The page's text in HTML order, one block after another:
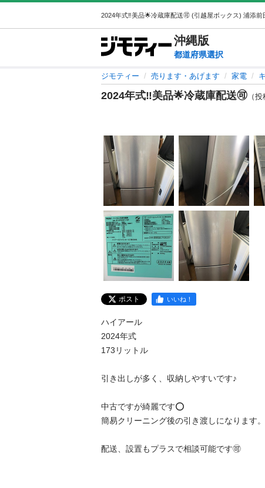
沖縄版
都道府県選択
ジモティー 売ります・あげます 家電
2024年式‼️美品🌟冷蔵庫配送🉑 （
ポスト いいね！
ハイアール
2024年式
173リットル
引き出しが多く、収納しやすいです♪
中古ですが綺麗です⭕️
簡易クリーニング後の引き渡しになります。
配送、設置もプラスで相談可能です🉑